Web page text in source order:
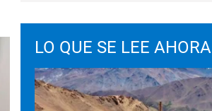
LO QUE SE LEE AHORA